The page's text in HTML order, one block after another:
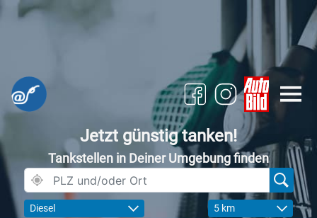
Jetzt günstig tanken!
Tankstellen in Deiner Umgebung finden
Diesel 5 km